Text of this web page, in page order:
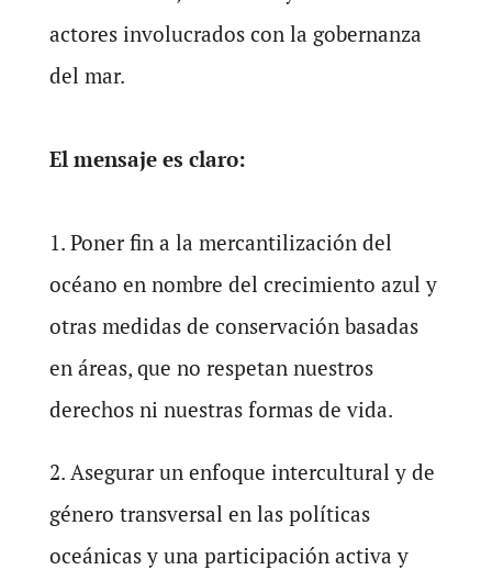
actores involucrados con la gobernanza
del mar.
El mensaje es claro:
1. Poner fin a la mercantilización del
océano en nombre del crecimiento azul y
otras medidas de conservación basadas
en áreas, que no respetan nuestros
derechos ni nuestras formas de vida.
2. Asegurar un enfoque intercultural y de
género transversal en las políticas
oceánicas y una participación activa y